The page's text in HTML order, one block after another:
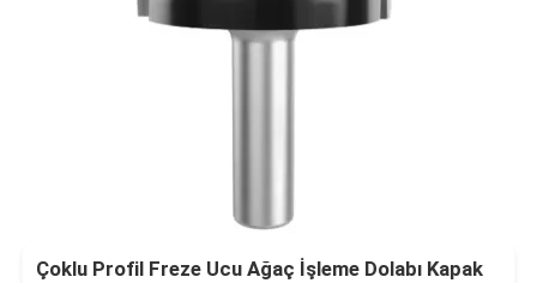
Çoklu Profil Freze Ucu Ağaç İşleme Dolabı Kapak